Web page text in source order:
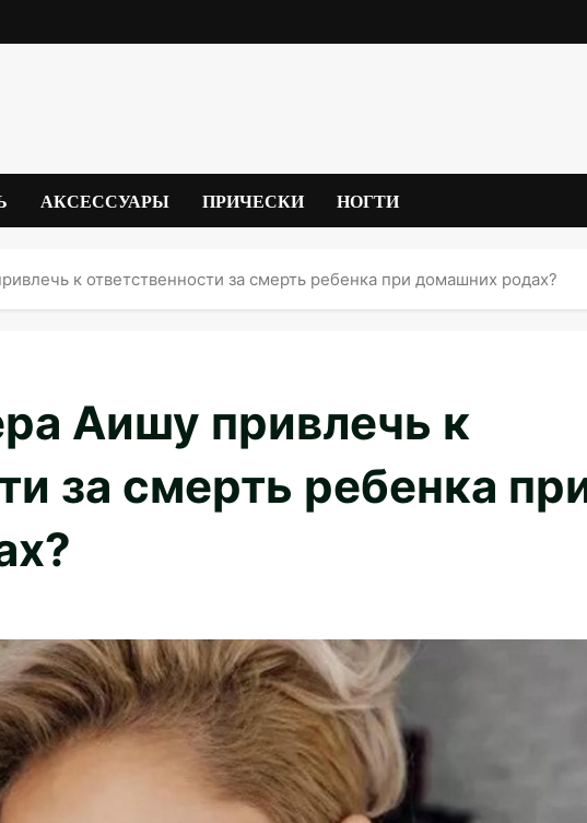
АКСЕССУАРЫ ПРИЧЕСКИ НОГТИ
к ответственности за смерть ребенка при домашних родах?
Аишу привлечь к
за смерть ребенка